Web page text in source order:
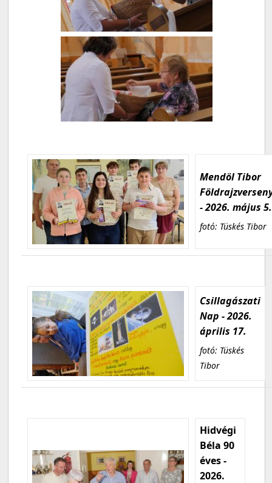
Mendöl Tibor
- 2026. május 5.
fotó: Tüskés Tibor
Csillagászati
Nap - 2026.
április 17.
fotó: Tüskés
Tibor
Hidvégi
Béla 90
éves -
2026.